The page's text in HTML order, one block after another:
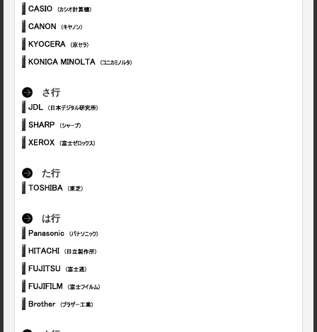
さ行
た行
は行